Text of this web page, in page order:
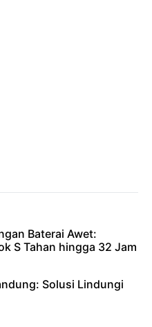
Baterai Awet:
S Tahan hingga 32 Jam
Solusi Lindungi